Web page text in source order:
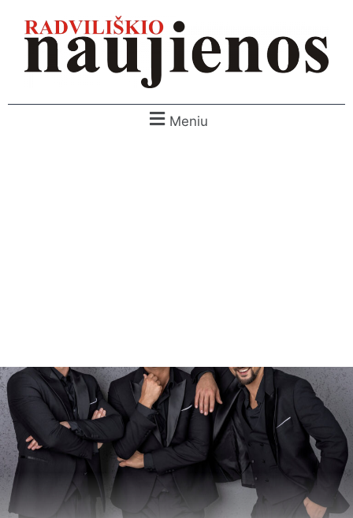
Meniu